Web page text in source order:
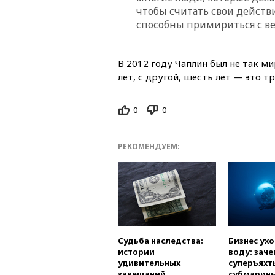
чтобы считать свои
способны примириться с
В 2012 году Чаплин был не так
лет, с другой, шесть лет — это
0 0
РЕКОМЕНДУЕМ:
Судьба наследства:
истории
удивительных
Бизнес
воду: